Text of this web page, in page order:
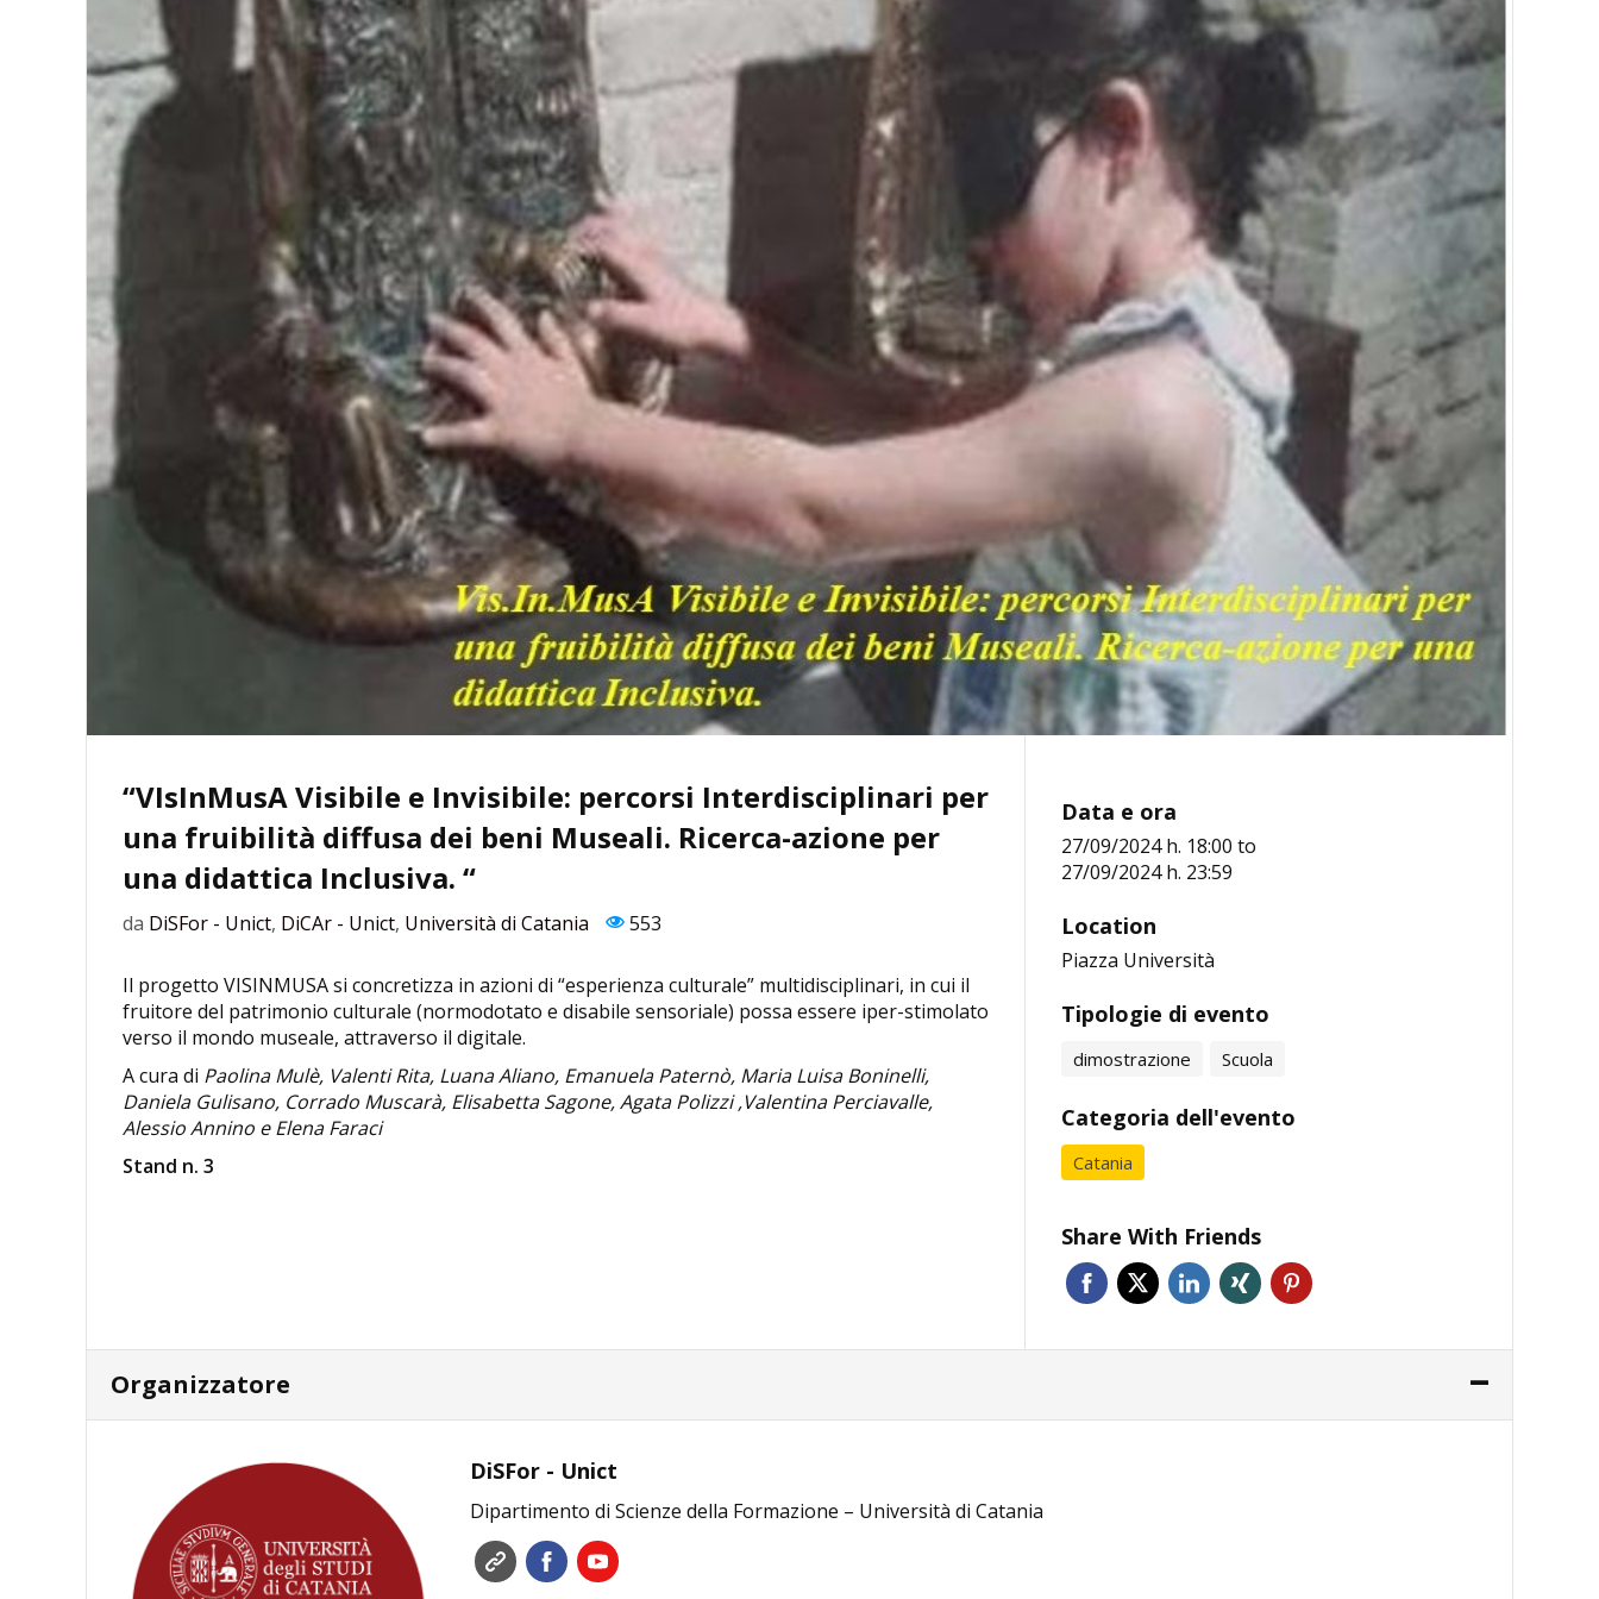
“VIsInMusA Visibile e Invisibile: percorsi Interdisciplinari per
una fruibilità diffusa dei beni Museali. Ricerca-azione per
una didattica Inclusiva. “
da DiSFor - Unict, DiCAr - Unict, Università di Catania 553
Il progetto VISINMUSA si concretizza in azioni di “esperienza culturale” multidisciplinari, in cui il
fruitore del patrimonio culturale (normodotato e disabile sensoriale) possa essere iper-stimolato
verso il mondo museale, attraverso il digitale.
A cura di Paolina Mulè, Valenti Rita, Luana Aliano, Emanuela Paternò, Maria Luisa Boninelli,
Daniela Gulisano, Corrado Muscarà, ElisabettaSagone,AgataPolizzi ,Valentina Perciavalle,
Alessio Annino e Elena Faraci
Stand n. 3
Data e ora
27/09/2024 h. 18:00 to
27/09/2024 h. 23:59
Location
Piazza Università
Tipologie di evento
dimostrazione Scuola
Categoria dell'evento
Catania
Share With Friends
Organizzatore
DiSFor - Unict
Dipartimento di Scienze della Formazione – Università di Catania